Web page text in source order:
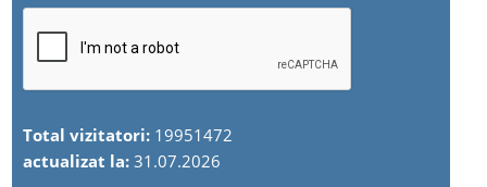
Total vizitatori: 19951472
actualizat la:31.07.2026